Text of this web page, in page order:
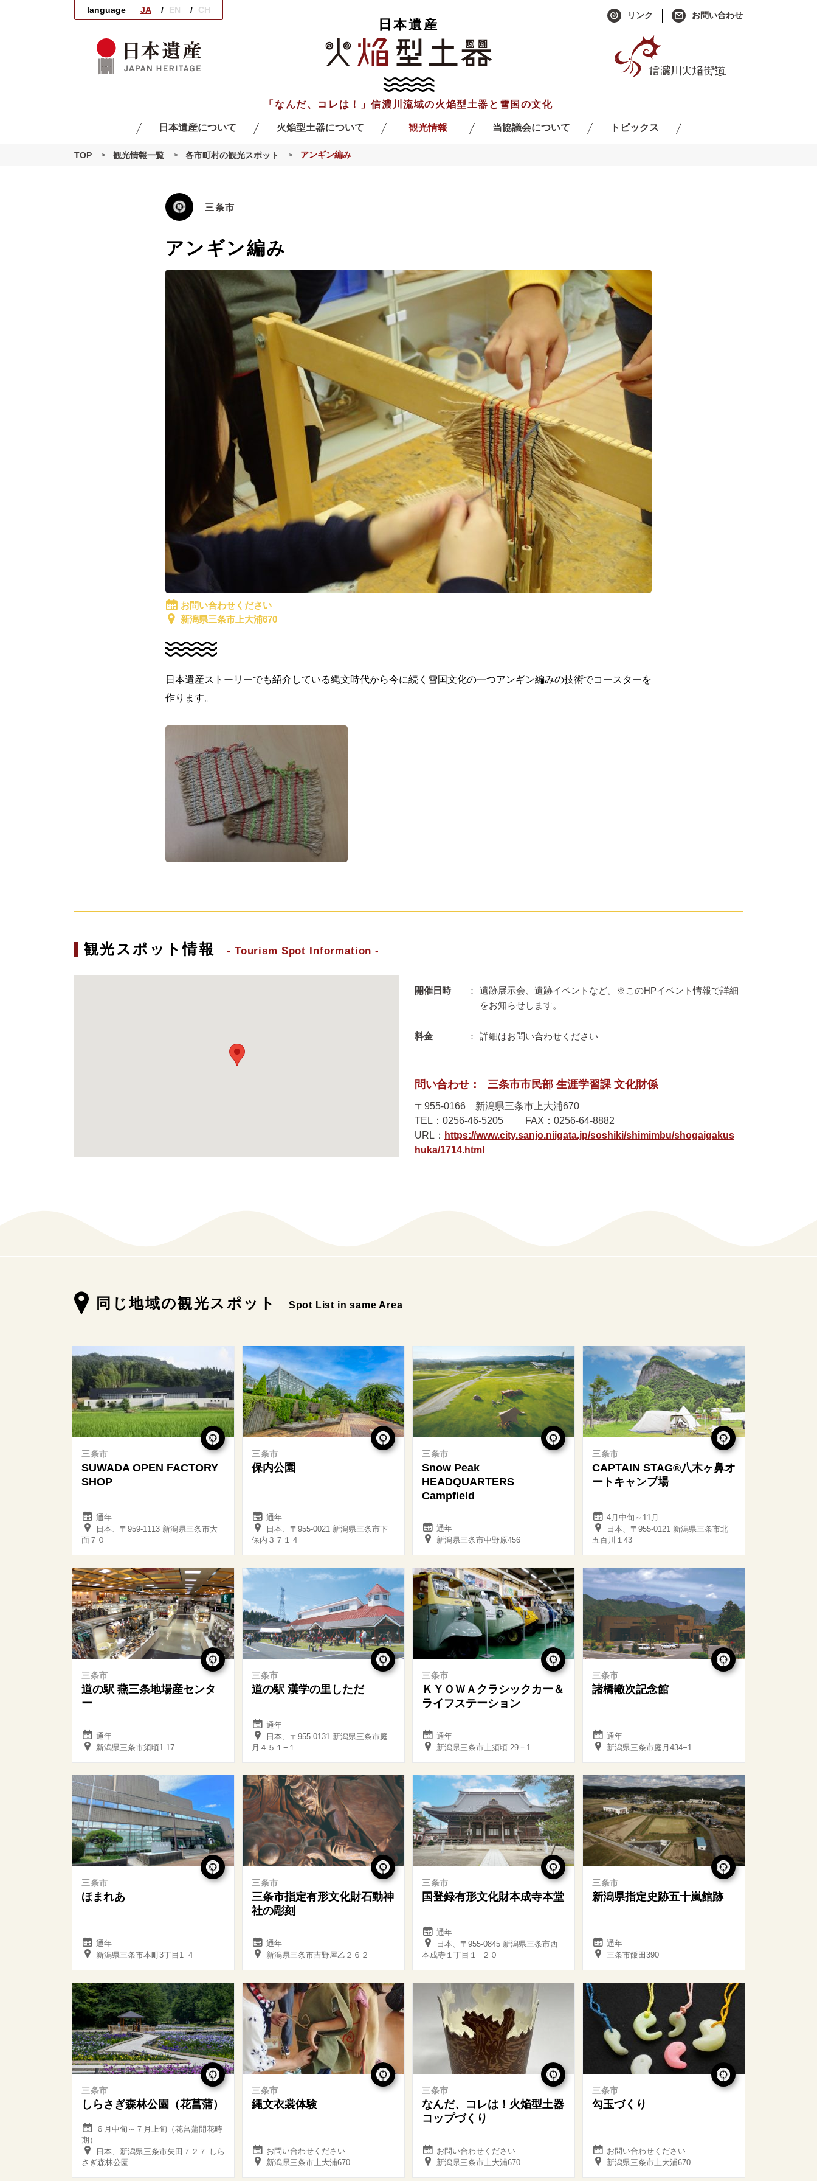
language JA EN CH
リンク お問い合わせ
日本遺産
「なんだ、コレは！」信濃川流域の火焔型土器と雪国の文化
日本遺産について
火焔型土器について
観光情報
当協議会について
トピックス
TOP 観光情報一覧 各市町村の観光スポット アンギン編み
三条市
アンギン編み
お問い合わせください
新潟県三条市上大浦670
日本遺産ストーリーでも紹介している縄文時代から今に続く雪国文化の一つアンギン編みの技術でコースターを
作ります。
観光スポット情報 Tourism Spot Information
開催日時 ：
遺跡展示会、遺跡イベントなど。※このHPイベント情報で詳細
をお知らせします。
料金 ： 詳細はお問い合わせください
問い合わせ： 三条市市民部 生涯学習課 文化財係
〒955-0166 新潟県三条市上大浦670
TEL：0256-46-5205 FAX：0256-64-8882
URL： https://www.city.sanjo.niigata.jp/soshiki/shimimbu/shogaigakus
huka/1714.html
同じ地域の観光スポット Spot List in same Area
三条市
SUWADA OPEN FACTORY
SHOP
通年
日本、〒959-1113 新潟県三条市大
面７０
三条市
保内公園
通年
日本、〒955-0021 新潟県三条市下
保内３７１４
三条市
Snow Peak
HEADQUARTERS
Campfield
通年
新潟県三条市中野原456
三条市
CAPTAIN STAG®八木ヶ鼻オ
ートキャンプ場
4月中旬～11月
日本、〒955-0121 新潟県三条市北
五百川１43
三条市
道の駅 燕三条地場産センタ
ー
通年
新潟県三条市須頃1-17
三条市
道の駅 漢学の里しただ
通年
日本、〒955-0131 新潟県三条市庭
月４５１−１
三条市
ＫＹＯＷＡクラシックカー＆
ライフステーション
通年
新潟県三条市上須頃 29－1
三条市
諸橋轍次記念館
通年
新潟県三条市庭月434−1
三条市
ほまれあ
通年
新潟県三条市本町3丁目1−4
三条市
三条市指定有形文化財石動神
社の彫刻
通年
新潟県三条市吉野屋乙２６２
三条市
国登録有形文化財本成寺本堂
通年
日本、〒955-0845 新潟県三条市西
本成寺１丁目１−２０
三条市
新潟県指定史跡五十嵐館跡
通年
三条市飯田390
三条市
しらさぎ森林公園（花菖蒲）
６月中旬～７月上旬（花菖蒲開花時
期）
日本、新潟県三条市矢田７２７ しら
さぎ森林公園
三条市
縄文衣裳体験
お問い合わせください
新潟県三条市上大浦670
三条市
なんだ、コレは！火焔型土器
コップづくり
お問い合わせください
新潟県三条市上大浦670
三条市
勾玉づくり
お問い合わせください
新潟県三条市上大浦670